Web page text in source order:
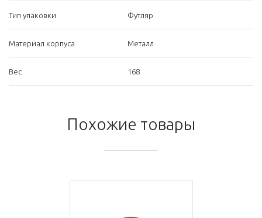
Тип упаковки Футляр
Материал корпуса Металл
Вес 168
Похожие товары